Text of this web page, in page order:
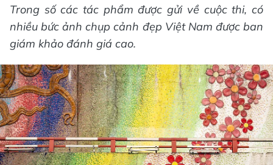
Trong số các tác phẩm được gửi về cuộc thi, có
nhiều bức ảnh chụp cảnh đẹp Việt Nam được ban
giám khảo đánh giá cao.